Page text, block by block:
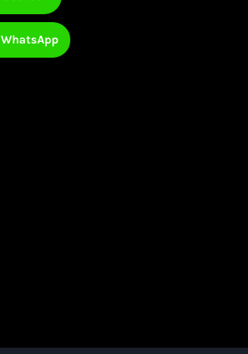
WhatsApp